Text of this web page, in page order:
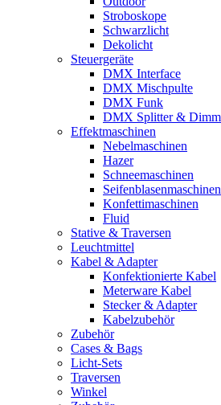
Stroboskope
Schwarzlicht
Dekolicht
Steuergeräte
DMX Interface
DMX Mischpulte
DMX Funk
DMX Splitter &
Effektmaschinen
Nebelmaschinen
Hazer
Schneemaschinen
Seifenblasenmaschinen
Konfettimaschinen
Fluid
Stative & Traversen
Leuchtmittel
Kabel & Adapter
Konfektionierte Kabel
Meterware Kabel
Stecker & Adapter
Kabelzubehör
Zubehör
Cases & Bags
Licht-Sets
Traversen
Winkel